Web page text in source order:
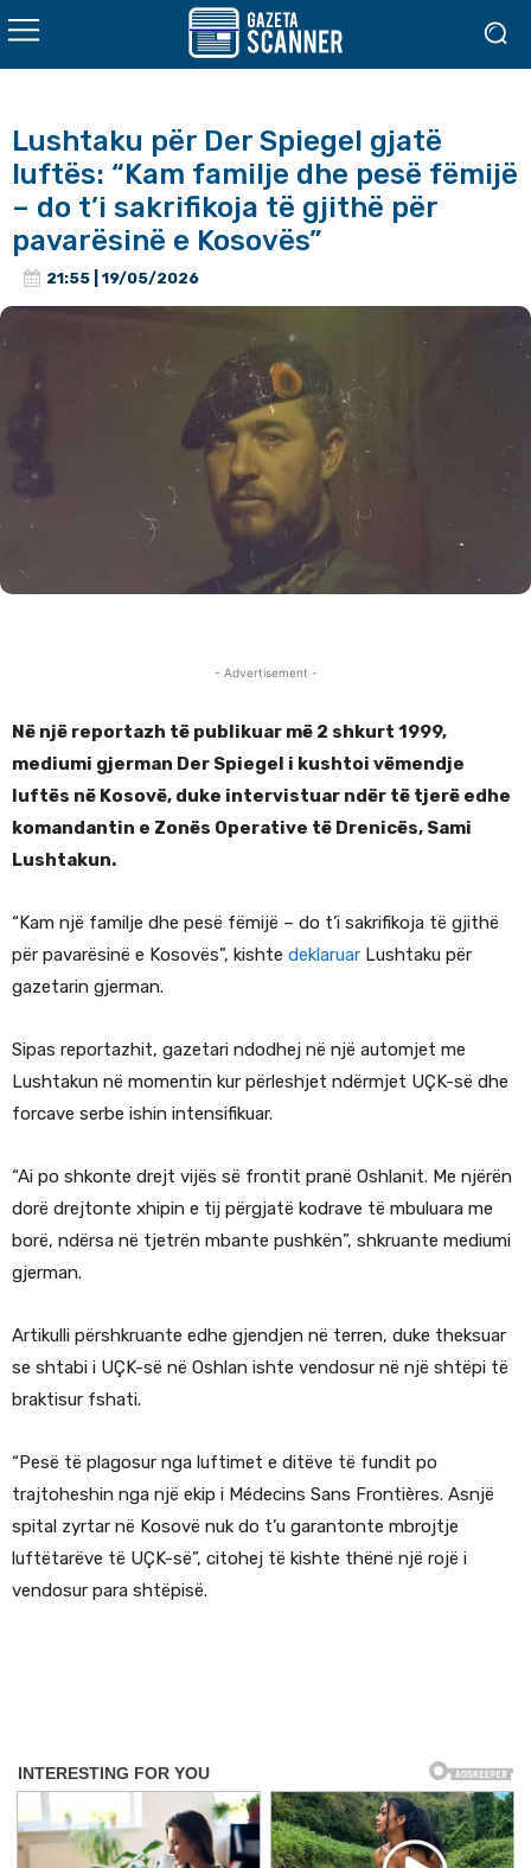
Lushtaku për Der Spiegel gjatë
luftës: “Kam familje dhe pesë fëmijë
– do t’i sakrifikoja të gjithë për
pavarësinë e Kosovës”
21:55 | 19/05/2026
- Advertisement -
Në një reportazh të publikuar më 2 shkurt 1999,
mediumi gjerman Der Spiegel i kushtoi vëmendje
luftës në Kosovë, duke intervistuar ndër të tjerë edhe
komandantin e Zonës Operative të Drenicës, Sami
Lushtakun.
“Kam një familje dhe pesë fëmijë – do t’i sakrifikoja të gjithë
për pavarësinë e Kosovës”, kishte deklaruar Lushtaku për
gazetarin gjerman.
Sipas reportazhit, gazetari ndodhej në një automjet me
Lushtakun në momentin kur përleshjet ndërmjet UÇK-së dhe
forcave serbe ishin intensifikuar.
“Ai po shkonte drejt vijës së frontit pranë Oshlanit. Me njërën
dorë drejtonte xhipin e tij përgjatë kodrave të mbuluara me
borë, ndërsa në tjetrën mbante pushkën”, shkruante mediumi
gjerman.
Artikulli përshkruante edhe gjendjen në terren, duke theksuar
se shtabi i UÇK-së në Oshlan ishte vendosur në një shtëpi të
braktisur fshati.
“Pesë të plagosur nga luftimet e ditëve të fundit po
trajtoheshin nga një ekip i Médecins Sans Frontières. Asnjë
spital zyrtar në Kosovë nuk do t’u garantonte mbrojtje
luftëtarëve të UÇK-së”, citohej të kishte thënë një rojë i
vendosur para shtëpisë.